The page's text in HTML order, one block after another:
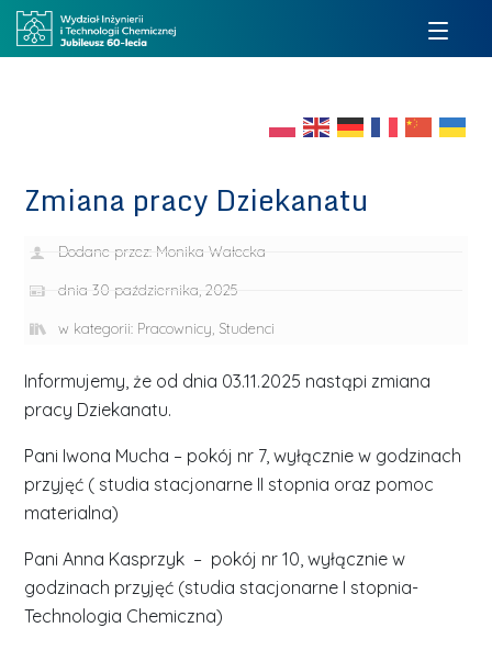
Zmiana pracy Dziekanatu
Dodane przez: Monika Wałecka
dnia 30 października, 2025
w kategorii: Pracownicy, Studenci
Informujemy, że od dnia 03.11.2025 nastąpi zmiana
pracy Dziekanatu.
Pani Iwona Mucha – pokój nr 7, wyłącznie w godzinach
przyjęć ( studia stacjonarne II stopnia oraz pomoc
materialna)
Pani Anna Kasprzyk – pokój nr 10, wyłącznie w
godzinach przyjęć (studia stacjonarne I stopnia-
Technologia Chemiczna)